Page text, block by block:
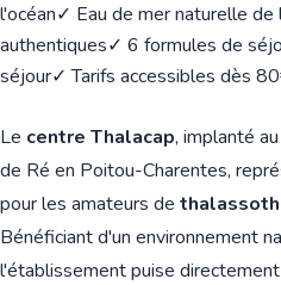
l'océan✓ Eau de mer naturelle
authentiques✓ 6 formules de
séjour✓ Tarifs accessibles dès
Le centre Thalacap, implanté au
de Ré en Poitou-Charentes,
pour les amateurs de
Bénéficiant d'un environnement
l'établissement puise